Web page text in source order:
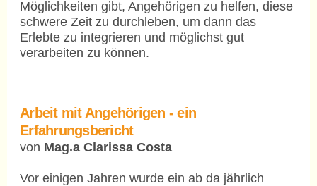
Möglichkeiten gibt, Angehörigen zu helfen, diese
schwere Zeit zu durchleben, um dann das
Erlebte zu integrieren und möglichst gut
verarbeiten zu können.
Arbeit mit Angehörigen - ein
Erfahrungsbericht
von Mag.a Clarissa Costa
Vor einigen Jahren wurde ein ab da jährlich